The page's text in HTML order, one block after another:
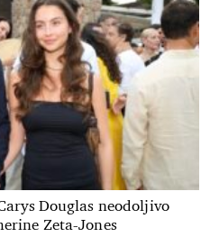
Douglas neodoljivo
Zeta-Jones